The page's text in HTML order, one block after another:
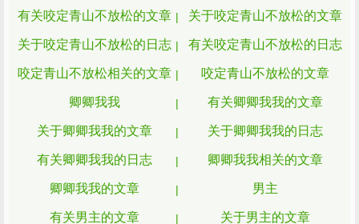
是除去罪文与匣子，搭给大周的第三块板子，越
惨烈越够力道。而他在文书里提到的，关于您的
部分，也够给您正名，加上朝臣的支持，一定能
换您回去辅佐十三殿下。他不想逼十三殿下长
大，却不得不这样，希望您能晚几年再养老，陪
小殿下走过最难的一段路吧。” 泪，就在两人大
义托付之中悄悄落了下来。 作者说：“现实中，
渺小的个体注定无法对抗历史，但既然是小说，
我想在不过分夸张的情况下允许这样的英雄主
有关咬定青山不放松的文章 关于咬定青山不放松的文章
关于咬定青山不放松的日志 有关咬定青山不放松的日志
咬定青山不放松相关的文章 咬定青山不放松的文章
卿卿我我 有关卿卿我我的文章
关于卿卿我我的文章 关于卿卿我我的日志
有关卿卿我我的日志 卿卿我我相关的文章
卿卿我我的文章 男主
有关男主的文章 关于男主的文章